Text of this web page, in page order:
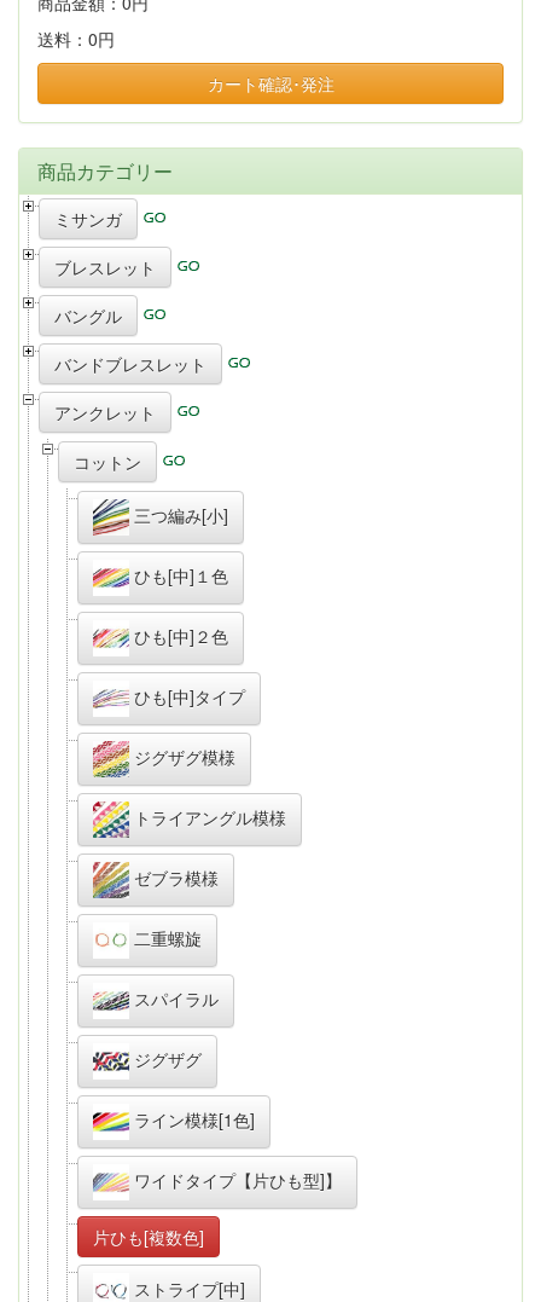
送料： 0円
カート確認･発注
商品カテゴリー
ミサンガ
ブレスレット
バングル
バンドブレスレット
アンクレット
コットン
三つ編み[小]
ひも[中]１色
ひも[中]２色
ひも[中]タイプ
ジグザグ模様
トライアングル模様
ゼブラ模様
二重螺旋
スパイラル
ジグザグ
ライン模様[1色]
ワイドタイプ【片ひも型]】
片ひも[複数色]
ストライプ[中]